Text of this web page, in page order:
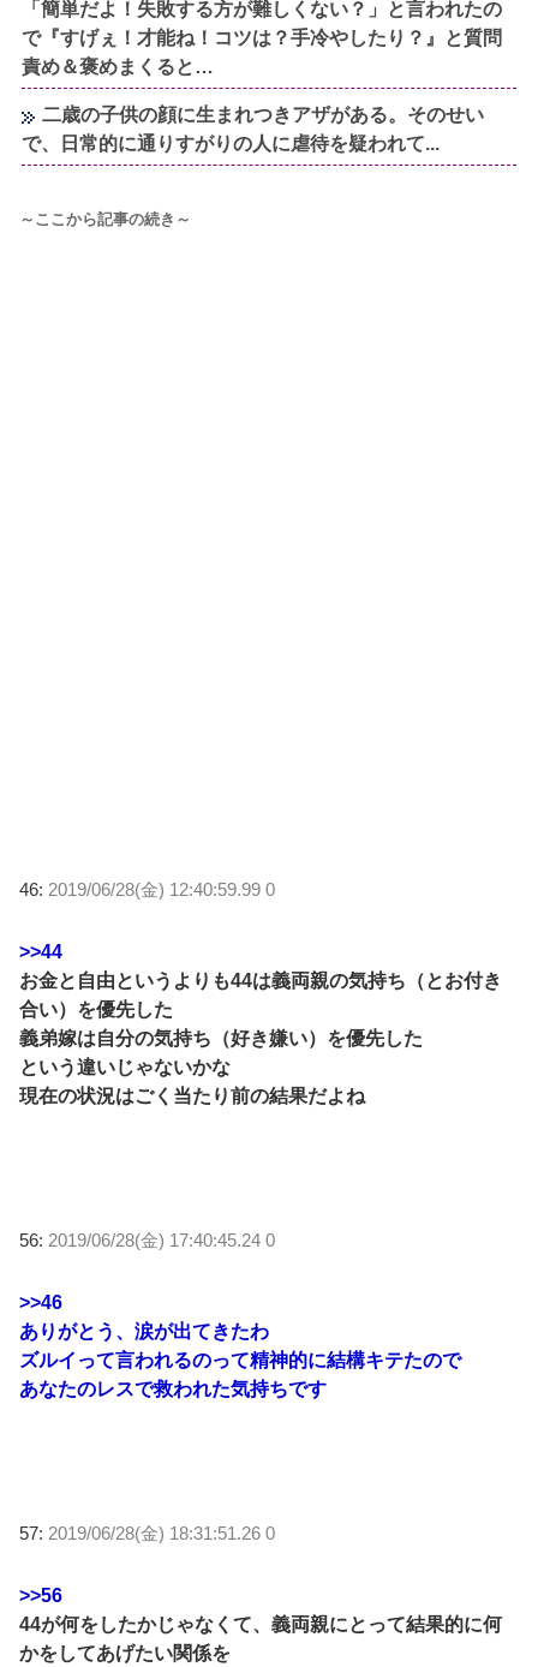
「簡単だよ！失敗する方が難しくない？」と言われたの
で『すげぇ！才能ね！コツは？手冷やしたり？』と質問
責め＆褒めまくると…
二歳の子供の顔に生まれつきアザがある。そのせい
で、日常的に通りすがりの人に虐待を疑われて...
～ここから記事の続き～
46: 2019/06/28(金) 12:40:59.99 0
>>44
お金と自由というよりも44は義両親の気持ち（とお付き
合い）を優先した
義弟嫁は自分の気持ち（好き嫌い）を優先した
という違いじゃないかな
現在の状況はごく当たり前の結果だよね
56: 2019/06/28(金) 17:40:45.24 0
>>46
ありがとう、涙が出てきたわ
ズルイって言われるのって精神的に結構キテたので
あなたのレスで救われた気持ちです
57: 2019/06/28(金) 18:31:51.26 0
>>56
44が何をしたかじゃなくて、義両親にとって結果的に何
かをしてあげたい関係を